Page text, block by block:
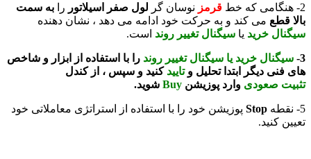
2- هنگامی که خط قرمز نوسان گر لول صفر اسیلاتور را به سمت
بالا قطع می کند و به حرکت خود ادامه می دهد ، نشان دهنده
سیگنال خرید یا سیگنال تغییر روند است.
3- سیگنال خرید یا سیگنال تغییر روند را با استفاده از ابزار و شاخص
های فنی دیگر ابتدا تحلیل وتایید کنید و سپس ، از کندل
تثبیت صعودی وارد پوزیشن Buy شوید.
5- نقطه Stop پوزیشن خود را با استفاده از استراتژی معاملاتی خود
تعیین کنید.